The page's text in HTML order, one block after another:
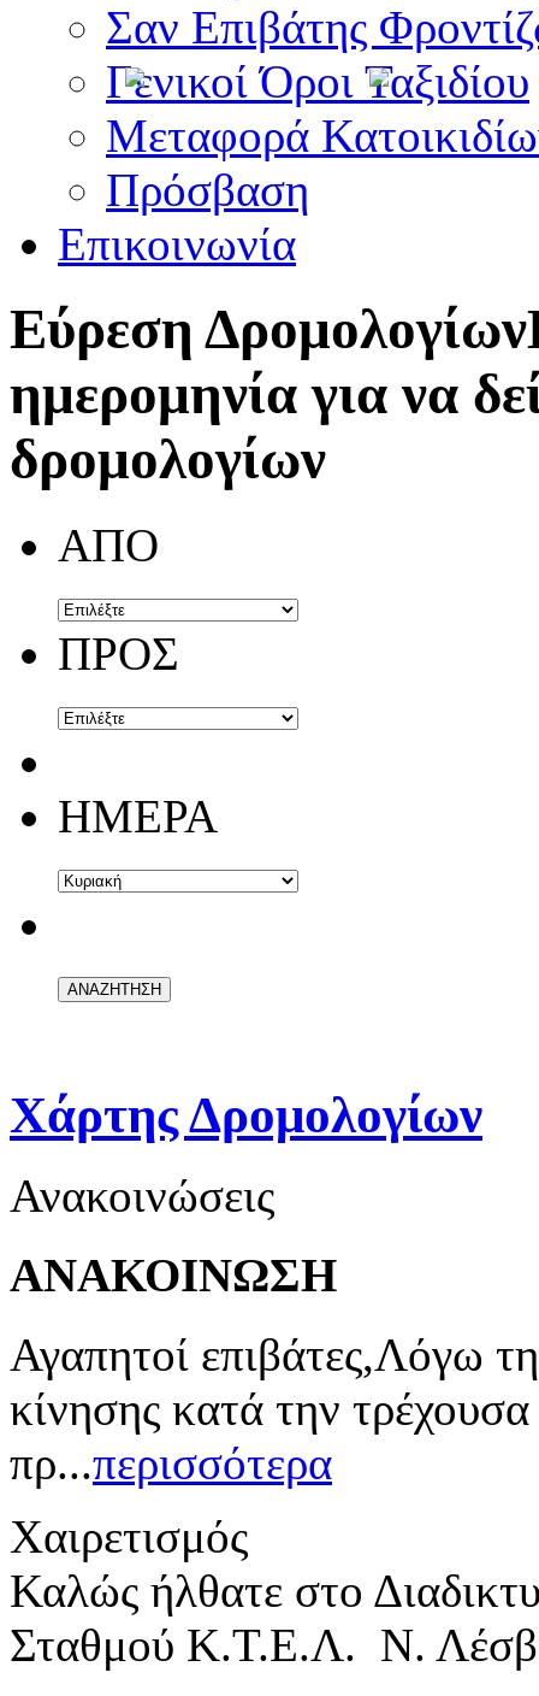
Σαν Επιβάτης
Γενικοί Όροι Ταξιδίου
Μεταφορά
Πρόσβαση
Επικοινωνία
Εύρεση Δρομολογίων
ημερομηνία για να
δρομολογίων
ΑΠΟ
ΠΡΟΣ
ΗΜΕΡΑ
Χάρτης Δρομολογίων
Ανακοινώσεις
ΑΝΑΚΟΙΝΩΣΗ
Αγαπητοί επιβάτες,Λόγω
κίνησης κατά την
πρ...περισσότερα
Χαιρετισμός
Καλώς ήλθατε στο
Σταθμού Κ.Τ.Ε.Λ. Ν.